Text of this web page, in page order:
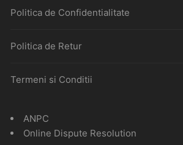
Politica de Confidentialitate
Politica de Retur
Termeni si Conditii
ANPC
Online Dispute Resolution